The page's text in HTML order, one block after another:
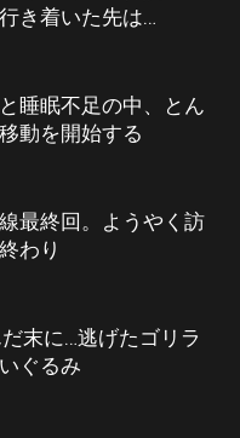
き着いた先は…
睡眠不足の中、とん
動を開始する
最終回。ようやく訪
わり
末に…逃げたゴリラ
ぐるみ